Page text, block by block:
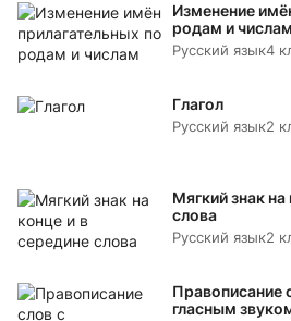
Изменение
родам и числам
Русский язык4
Глагол
Русский язык2
Мягкий знак
слова
Русский язык2
Правописание
гласным